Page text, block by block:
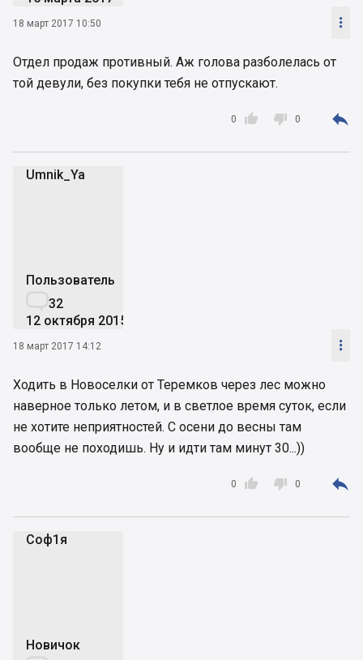
18 март 2017 10:50 
Отдел продаж противный. Аж голова разболелась от
той девули, без покупки тебя не отпускают.

0  0 
Umnik_Ya
Пользователь
32
12 октября 2015
18 март 2017 14:12 
Ходить в Новоселки от Теремков через лес можно
наверное только летом, и в светлое время суток, если
не хотите неприятностей. С осени до весны там
вообще не походишь. Ну и идти там минут 30...))

0  0 
Соф1я
Новичок